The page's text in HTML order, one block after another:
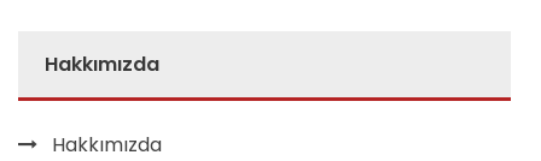
Hakkımızda
Hakkımızda